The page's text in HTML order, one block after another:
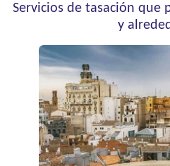
Servicios de tasación que
y